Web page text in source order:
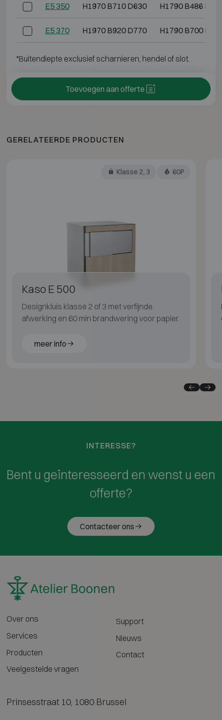
E5 350 H1970 B710 D630 H1790 B486
E5 370 H1970 B920 D770 H1790 B700
*Buitendiepte exclusief scharnieren, hendel of slot.
Toevoegen aan offerte
GERELATEERDE PRODUCTEN
Klasse 2, 3 60P
Kaso E 500
Designkluis klasse 2 of 3 met verfijnde
afwerking en 60 min brandwering voor papier.
meer info
INTERESSE?
Bent u geïnteresseerd en wenst u een
offerte?
Contacteer ons
Over ons
Services
Producten
Veelgestelde vragen
Support
Nieuws
Contact
Prinsesstraat 10, 1080 Brussel